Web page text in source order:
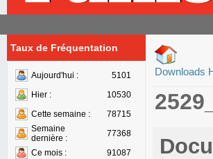
Taux de Fréquentation
Aujourd'hui :
5101
Hier :
10530
Cette semaine :
78715
Semaine
dernière :
77368
Ce mois :
91087
Downloads